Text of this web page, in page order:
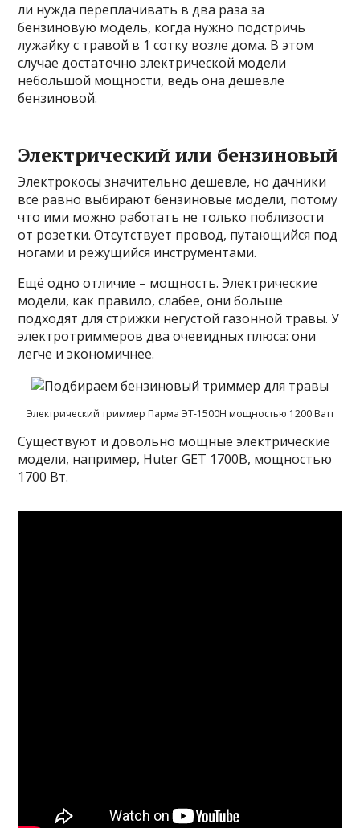
ли нужда переплачивать в два раза за
бензиновую модель, когда нужно подстричь
лужайку с травой в 1 сотку возле дома. В этом
случае достаточно электрической модели
небольшой мощности, ведь она дешевле
бензиновой.
Электрический или бензиновый
Электрокосы значительно дешевле, но дачники
всё равно выбирают бензиновые модели, потому
что ими можно работать не только поблизости
от розетки. Отсутствует провод, путающийся под
ногами и режущийся инструментами.
Ещё одно отличие – мощность. Электрические
модели, как правило, слабее, они больше
подходят для стрижки негустой газонной травы. У
электротриммеров два очевидных плюса: они
легче и экономичнее.
Электрический триммер Парма ЭТ-1500Н мощностью 1200 Ватт
Существуют и довольно мощные электрические
модели, например, Huter GET 1700B, мощностью
1700 Вт.